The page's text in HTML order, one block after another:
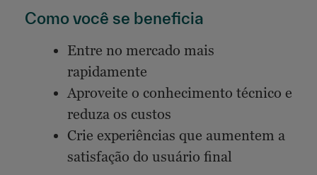
Como você se beneficia
Entre no mercado mais
rapidamente
Aproveite o conhecimento técnico e
reduza os custos
Crie experiências que aumentem a
satisfação do usuário final